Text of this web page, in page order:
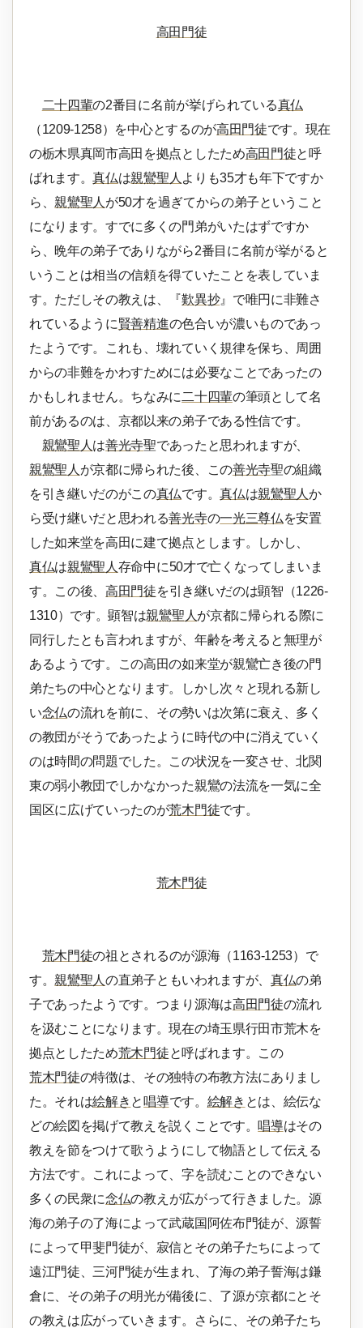
高田門徒
二十四輩の2番目に名前が挙げられている真仏
（1209-1258）を中心とするのが高田門徒です。現在
の栃木県真岡市高田を拠点としたため高田門徒と呼
ばれます。真仏は親鸞聖人 よりも35才も年下ですか
ら、 親鸞聖人 が50才を過ぎてからの弟子ということ
になります。すでに多くの門弟がいたはずですか
ら、晩年の弟子でありながら2番目に名前が挙がると
いうことは相当の信頼を得ていたことを表していま
す。ただしその教えは、『歎異抄』で唯円に非難さ
れているように賢善精進の色合いが濃いものであっ
たようです。これも、壊れていく規律を保ち、周囲
からの非難をかわすためには必要なことであったの
かもしれません。ちなみに 二十四輩の筆頭として名
前があるのは、京都以来の弟子である性信です。
親鸞聖人 は善光寺聖であったと思われますが、
親鸞聖人 が京都に帰られた後、この善光寺聖の組織
を引き継いだのがこの真仏です。真仏は親鸞聖人か
ら受け継いだと思われる善光寺の一光三尊仏を安置
した如来堂を高田に建て拠点とします。しかし、
真仏は親鸞聖人 存命中に50才で亡くなってしまいま
す。この後、高田門徒を引き継いだのは顕智（1226-
1310）です。顕智は親鸞聖人 が京都に帰られる際に
同行したとも言われますが、年齢を考えると無理が
あるようです。この高田の如来堂が親鸞亡き後の門
弟たちの中心となります。しかし次々と現れる新し
い念仏の流れを前に、その勢いは次第に衰え、多く
の教団がそうであったように時代の中に消えていく
のは時間の問題でした。この状況を一変させ、北関
東の弱小教団でしかなかった親鸞の法流を一気に全
国区に広げていったのが荒木門徒です。
荒木門徒
荒木門徒の祖とされるのが源海（1163-1253）で
す。 親鸞聖人の直弟子ともいわれますが、 真仏の弟
子であったようです。つまり源海は高田門徒の流れ
を汲むことになります。現在の埼玉県行田市荒木を
拠点としたため荒木門徒と呼ばれます。この
荒木門徒の特徴は、その独特の布教方法にありまし
た。それは絵解き と 唱導です。 絵解き とは、絵伝な
どの絵図を掲げて教えを説くことです。 唱導はその
教えを節をつけて歌うようにして物語として伝える
方法です。これによって、字を読むことのできない
多くの民衆に念仏の教えが広がって行きました。源
海の弟子の了海によって武蔵国阿佐布門徒が、源誓
によって甲斐門徒が、寂信とその弟子たちによって
遠江門徒、三河門徒が生まれ、了海の弟子誓海は鎌
倉に、その弟子の明光が備後に、了源が京都にとそ
の教えは広がっていきます。さらに、その弟子たち